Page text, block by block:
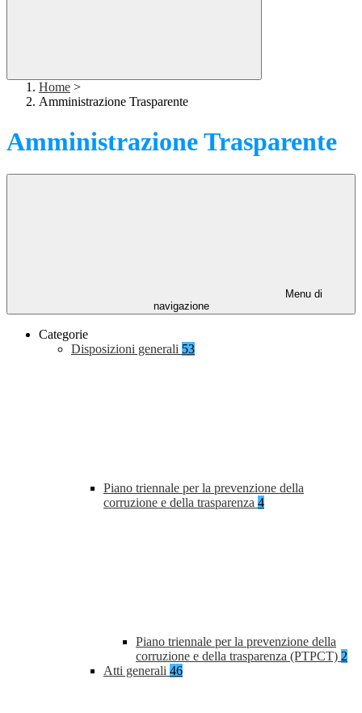
Home >
Amministrazione Trasparente
Amministrazione Trasparente
Menu di
navigazione
Categorie
Disposizioni generali 53
Piano triennale per la prevenzione della
corruzione e della trasparenza 4
Piano triennale per la prevenzione della
corruzione e della trasparenza (PTPCT) 2
Atti generali 46